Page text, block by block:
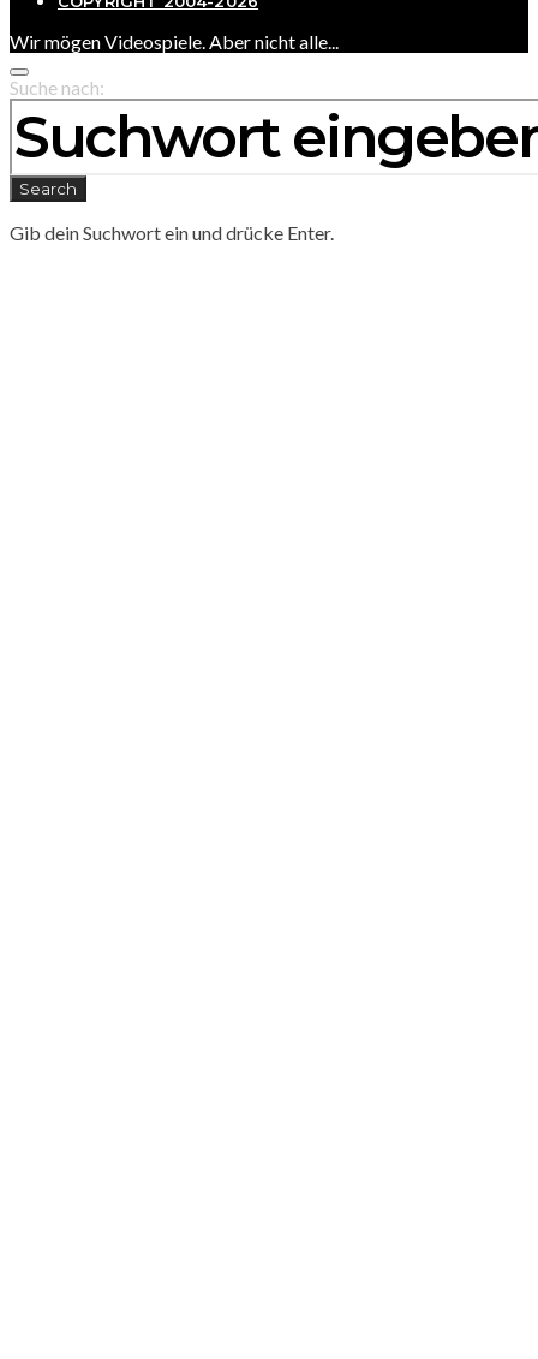
Wir mögen Videospiele. Aber nicht alle...
Suche nach:
Search
Gib dein Suchwort ein und drücke Enter.